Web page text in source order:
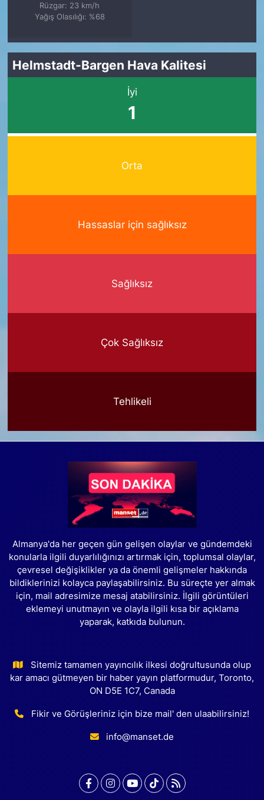
Rüzgar: 23 km/h
Yağış Olasılığı: %68
Helmstadt-Bargen Hava Kalitesi
İyi
1
Orta
Hassaslar için sağlıksız
Sağlıksız
Çok Sağlıksız
Tehlikeli
Almanya'da her geçen gün gelişen olaylar ve gündemdeki
konularla ilgili duyarlılığınızı artırmak için, toplumsal olaylar,
çevresel değişiklikler ya da önemli gelişmeler hakkında
bildiklerinizi kolayca paylaşabilirsiniz. Bu süreçte yer almak
için, mail adresimize mesaj atabilirsiniz. İlgili görüntüleri
eklemeyi unutmayın ve olayla ilgili kısa bir açıklama
yaparak, katkıda bulunun.
Sitemiz tamamen yayıncılık ilkesi doğrultusunda olup
kar amacı gütmeyen bir haber yayın platformudur, Toronto,
ON D5E 1C7, Canada
Fikir ve Görüşleriniz için bize mail' den ulaabilirsiniz!
info@manset.de